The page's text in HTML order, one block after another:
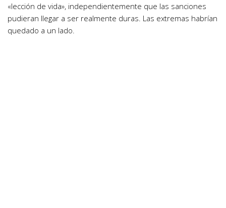
«lección de vida», independientemente que las sanciones
pudieran llegar a ser realmente duras. Las extremas habrían
quedado a un lado.